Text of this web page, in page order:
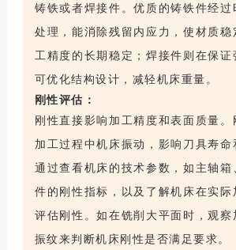
铸铁或者焊接件。优质的铸铁件经过
处理，能消除残留内应力，使材质稳
工精度的长期稳定；焊接件则在保证
可优化结构设计，减轻机床重量。
刚性评估：
刚性直接影响加工精度和表面质量。
加工过程中机床振动，影响刀具寿命
通过查看机床的技术参数，如主轴箱
件的刚性指标，以及了解机床在实际
评估刚性。如在铣削大平面时，观察
振纹来判断机床刚性是否满足要求。